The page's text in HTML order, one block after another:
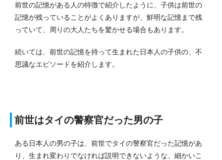
前世の記憶がある人の特徴で紹介したように、子供は前世の
記憶が残っていることがよくありますが、鮮明な記憶まで残
っていて、周りの大人たちを驚かせる場合もあります。
続いては、前世の記憶を持って生まれた日本人の子供の、不
思議なエピソードを紹介します。
前世はタイの警察官だった男の子
ある日本人の男の子は、前世でタイの警察官だった記憶があ
り、生まれ変わりでなければ説明できないような、細かいこ